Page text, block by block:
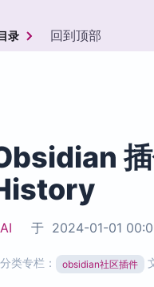
录 回到顶部
AI 于 2024-01-01
分类专栏： obsidian社区插件